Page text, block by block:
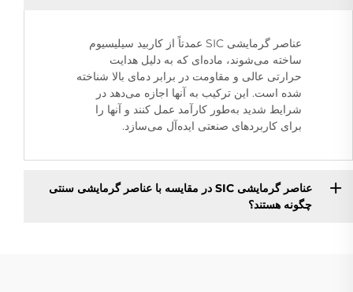
عناصر گرمایشی SIC عمدتاً از کاربید سیلیسیوم
ساخته می‌شوند، ماده‌ای که به دلیل هدایت
حرارتی عالی و مقاومت در برابر دمای بالا شناخته
شده است. این ترکیب به آنها اجازه می‌دهد در
شرایط شدید به‌طور کارآمد عمل کنند و آنها را
برای کاربردهای صنعتی ایده‌آل می‌سازد.
عناصر گرمایشی SIC در مقایسه با عناصر گرمایشی سنتی
چگونه هستند؟